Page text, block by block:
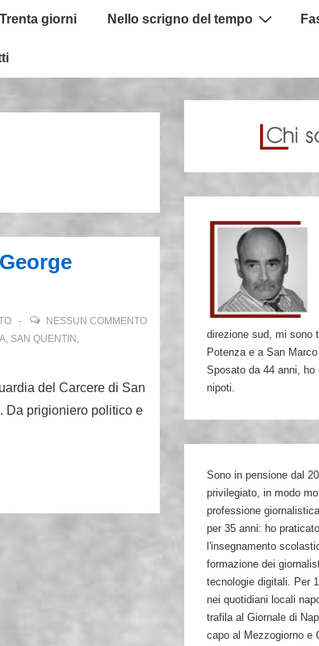
Trenta giorni Nello scrigno del tempo
NESSUN COMMENTO
, SAN QUENTIN ,
del Carcere di San
Da prigioniero politico e
direzione sud, mi sono
Potenza e a San
Sposato da 44 anni, ho
nipoti.
Sono in pensione dal
privilegiato, in modo
professione
per 35 anni: ho
l'insegnamento
formazione dei
tecnologie digitali. Per
nei quotidiani locali
trafila al Giornale di
capo al Mezzogiorno e